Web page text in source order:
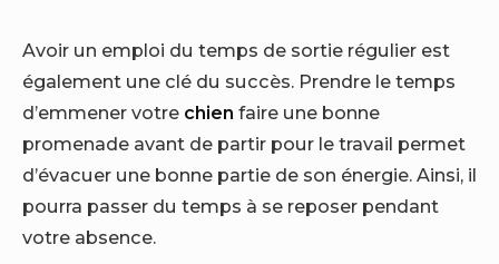
Avoir un emploi du temps de sortie régulier est
également une clé du succès. Prendre le temps
d’emmener votre chien faire une bonne
promenade avant de partir pour le travail permet
d’évacuer une bonne partie de son énergie. Ainsi, il
pourra passer du temps à se reposer pendant
votre absence.